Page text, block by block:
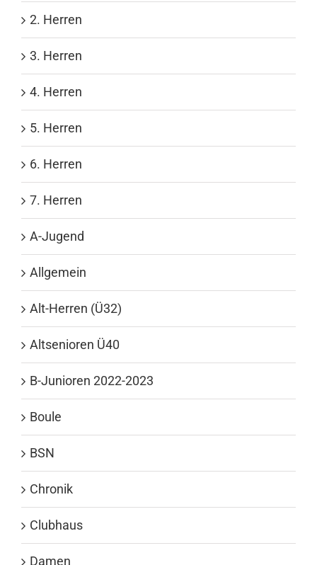
2. Herren
3. Herren
4. Herren
5. Herren
6. Herren
7. Herren
A-Jugend
Allgemein
Alt-Herren (Ü32)
Altsenioren Ü40
B-Junioren 2022-2023
Boule
BSN
Chronik
Clubhaus
Damen